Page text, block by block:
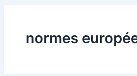
normes